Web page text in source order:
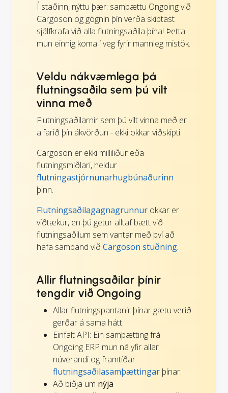
Í staðinn, nýttu þær: samþættu Ongoing við
Cargoson og gögnin þín verða skiptast
sjálfkrafa við alla flutningsaðila þína! Þetta
mun einnig koma í veg fyrir mannleg mistök.
Veldu nákvæmlega þá
flutningsaðila sem þú vilt
vinna með
Flutningsaðilarnir sem þú vilt vinna með er
alfarið þín ákvörðun - ekki okkar viðskipti.
Cargoson er ekki milliliður eða
flutningsmiðlari, heldur
flutningastjórnunarhugbúnaðurinn
þinn.
Flutningsaðilagagnagrunnur okkar er
víðtækur, en þú getur alltaf bætt við
flutningsaðilum sem vantar með því að
hafa samband við Cargoson stuðning.
Allir flutningsaðilar þínir
tengdir við Ongoing
Allar flutningspantanir þínar gætu verið
gerðar á sama hátt.
Einfalt API: Ein samþætting frá
Ongoing ERP mun ná yfir allar
núverandi og framtíðar
flutningsaðilasamþættingar þínar.
Að biðja um nýja